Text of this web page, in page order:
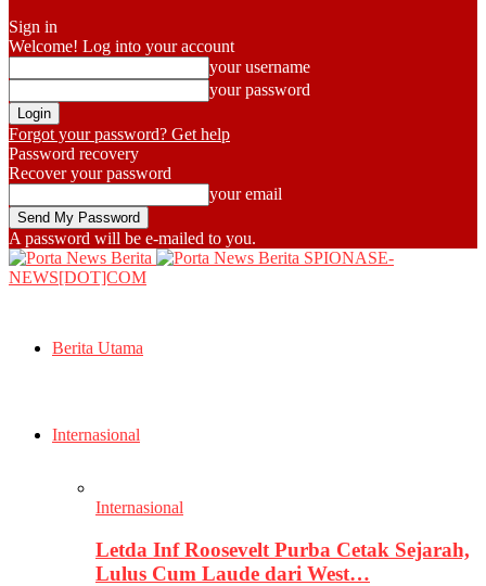
Sign in
Welcome! Log into your account
your username
your password
Forgot your password? Get help
Password recovery
Recover your password
your email
A password will be e-mailed to you.
SPIONASE-
NEWS[DOT]COM
Berita Utama
Internasional
Internasional
Letda Inf Roosevelt Purba Cetak Sejarah,
Lulus Cum Laude dari West…